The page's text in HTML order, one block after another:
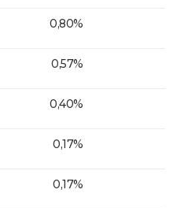
0,80%
0,57%
0,40%
0,17%
0,17%